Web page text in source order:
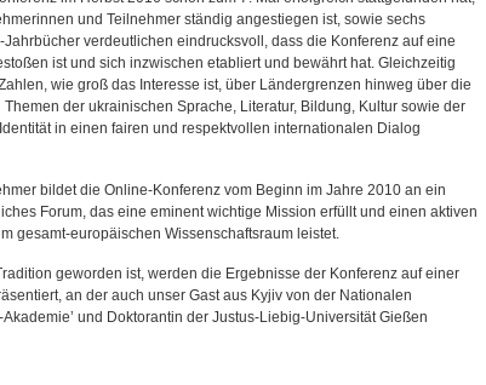
und Teilnehmer ständig angestiegen ist, sowie sechs
verdeutlichen eindrucksvoll, dass die Konferenz auf eine
ist und sich inzwischen etabliert und bewährt hat. Gleichzeitig
wie groß das Interesse ist, über Ländergrenzen hinweg über die
der ukrainischen Sprache, Literatur, Bildung, Kultur sowie der
in einen fairen und respektvollen internationalen Dialog
bildet die Online-Konferenz vom Beginn im Jahre 2010 an ein
Forum, das eine eminent wichtige Mission erfüllt und einen aktiven
gesamt-europäischen Wissenschaftsraum leistet.
geworden ist, werden die Ergebnisse der Konferenz auf einer
an der auch unser Gast aus Kyjiv von der Nationalen
und Doktorantin der Justus-Liebig-Universität Gießen